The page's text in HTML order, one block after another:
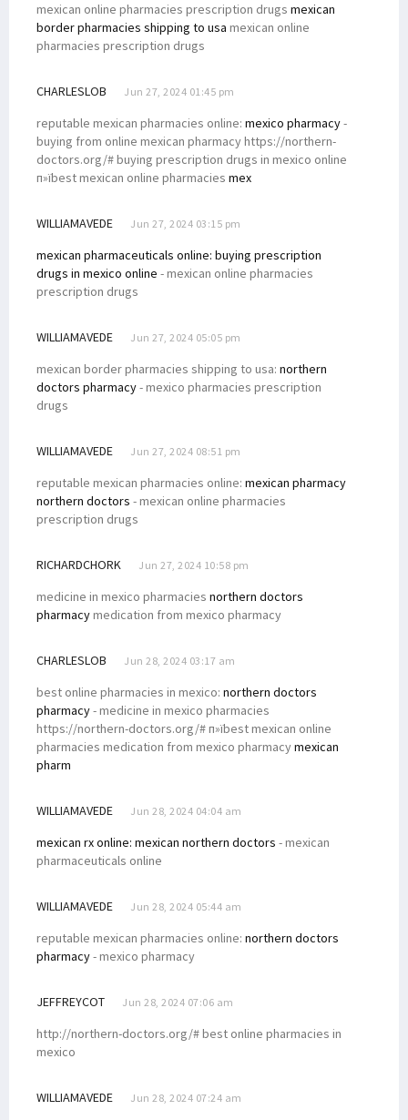
mexican online pharmacies prescription drugs mexican
border pharmacies shipping to usa mexican online
pharmacies prescription drugs
CHARLESLOB Jun 27, 2024 01:45 pm
reputable mexican pharmacies online: mexico pharmacy-
buying from online mexican pharmacy https://northern-
doctors.org/# buying prescription drugs in mexico online
п»їbest mexican online pharmacies mex
WILLIAMAVEDE Jun 27, 2024 03:15 pm
mexican pharmaceuticals online: buying prescription
drugs in mexico online - mexican online pharmacies
prescription drugs
WILLIAMAVEDE Jun 27, 2024 05:05 pm
mexican border pharmacies shipping to usa: northern
doctors pharmacy- mexico pharmacies prescription
drugs
WILLIAMAVEDE Jun 27, 2024 08:51 pm
reputable mexican pharmacies online: mexican pharmacy
northern doctors - mexican online pharmacies
prescription drugs
RICHARDCHORK Jun 27, 2024 10:58 pm
medicine in mexico pharmacies northern doctors
pharmacymedication from mexico pharmacy
CHARLESLOB Jun 28, 2024 03:17 am
best online pharmacies in mexico: northern doctors
pharmacy- medicine in mexico pharmacies
https://northern-doctors.org/# п»їbest mexican online
pharmacies medication from mexico pharmacymexican
pharm
WILLIAMAVEDE Jun 28, 2024 04:04 am
mexican rx online: mexican northern doctors - mexican
pharmaceuticals online
WILLIAMAVEDE Jun 28, 2024 05:44 am
reputable mexican pharmacies online: northern doctors
pharmacy- mexico pharmacy
JEFFREYCOT Jun 28, 2024 07:06 am
http://northern-doctors.org/# best online pharmacies in
mexico
WILLIAMAVEDE Jun 28, 2024 07:24 am